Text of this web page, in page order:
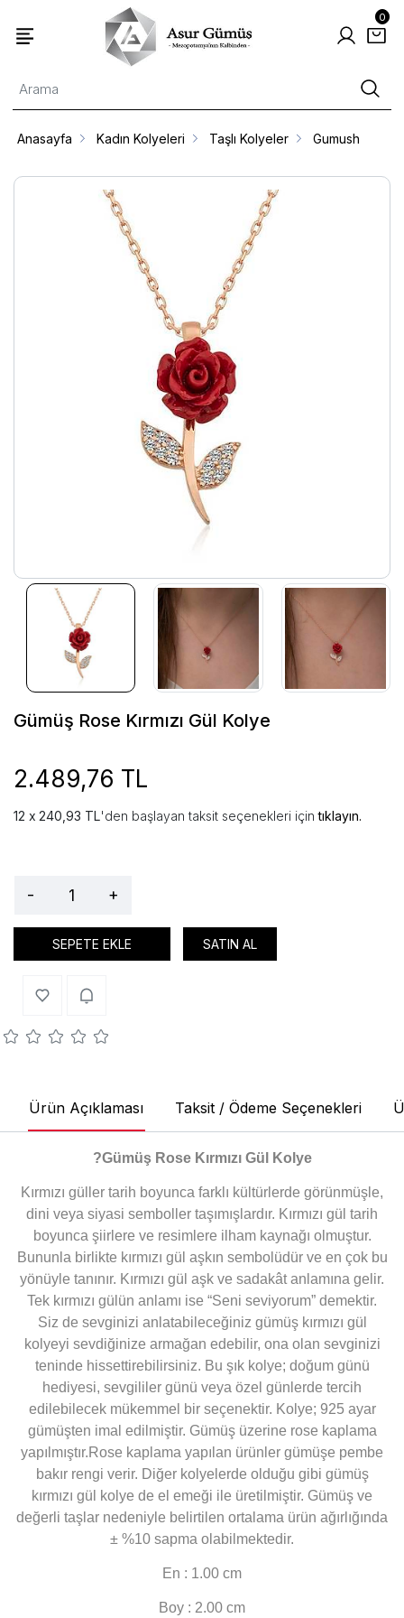
0
Anasayfa Kadın Kolyeleri Taşlı Kolyeler Gumush
Gümüş Rose Kırmızı Gül Kolye
2.489,76 TL
240,93 TL'den başlayan taksit seçenekleri içintıklayın.
- +
SEPETE EKLE SATIN AL
Ürün Açıklaması Taksit / Ödeme Seçenekleri
?Gümüş Rose Kırmızı Gül Kolye
Kırmızı güller tarih boyunca farklı kültürlerde görünmüşle,
dini veya siyasi semboller taşımışlardır. Kırmızı gül tarih
boyunca şiirlere ve resimlere ilham kaynağı olmuştur.
Bununla birlikte kırmızı gül aşkın sembolüdür ve en çok bu
yönüyle tanınır. Kırmızı gül aşk ve sadakât anlamına gelir.
Tek kırmızı gülün anlamı ise “Seni seviyorum” demektir.
Siz de sevginizi anlatabileceğiniz gümüş kırmızı gül
kolyeyi sevdiğinize armağan edebilir, ona olan sevginizi
teninde hissettirebilirsiniz. Bu şık kolye; doğum günü
hediyesi, sevgililer günü veya özel günlerde tercih
edilebilecek mükemmel bir seçenektir. Kolye; 925 ayar
gümüşten imal edilmiştir. Gümüş üzerine rose kaplama
yapılmıştır.Rose kaplama yapılan ürünler gümüşe pembe
bakır rengi verir. Diğer kolyelerde olduğu gibi gümüş
kırmızı gül kolye de el emeği ile üretilmiştir. Gümüş ve
değerli taşlar nedeniyle belirtilen ortalama ürün ağırlığında
± %10 sapma olabilmektedir.
En : 1.00 cm
Boy : 2.00 cm